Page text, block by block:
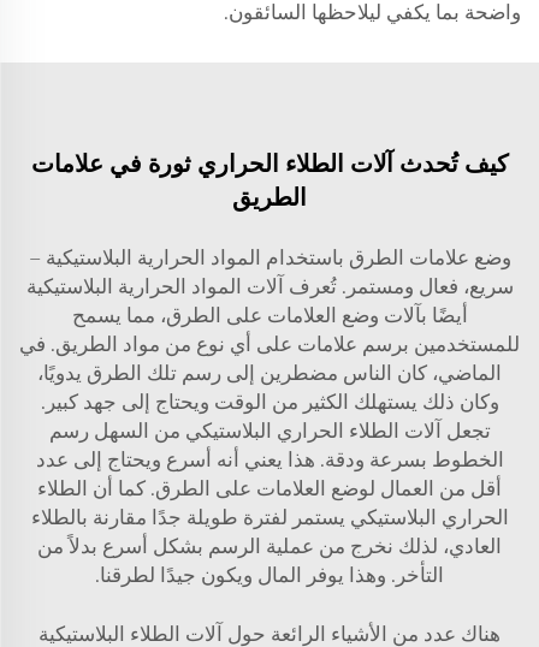
واضحة بما يكفي ليلاحظها السائقون.
كيف تُحدث آلات الطلاء الحراري ثورة في علامات
الطريق
وضع علامات الطرق باستخدام المواد الحرارية البلاستيكية –
سريع، فعال ومستمر. تُعرف آلات المواد الحرارية البلاستيكية
أيضًا بآلات وضع العلامات على الطرق، مما يسمح
للمستخدمين برسم علامات على أي نوع من مواد الطريق. في
الماضي، كان الناس مضطرين إلى رسم تلك الطرق يدويًا،
وكان ذلك يستهلك الكثير من الوقت ويحتاج إلى جهد كبير.
تجعل آلات الطلاء الحراري البلاستيكي من السهل رسم
الخطوط بسرعة ودقة. هذا يعني أنه أسرع ويحتاج إلى عدد
أقل من العمال لوضع العلامات على الطرق. كما أن الطلاء
الحراري البلاستيكي يستمر لفترة طويلة جدًا مقارنة بالطلاء
العادي، لذلك نخرج من عملية الرسم بشكل أسرع بدلاً من
التأخر. وهذا يوفر المال ويكون جيدًا لطرقنا.
هناك عدد من الأشياء الرائعة حول آلات الطلاء البلاستيكية